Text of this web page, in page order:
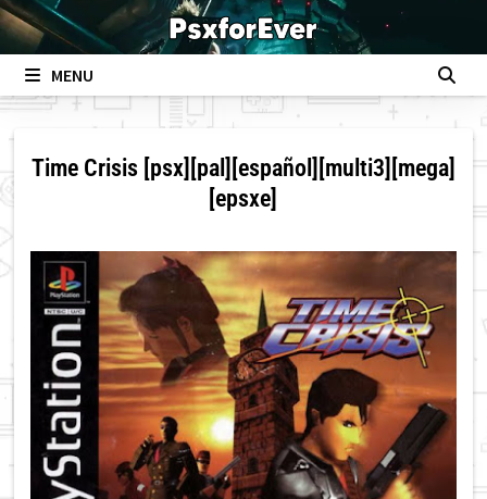
Skip
to
contentMENU
Time Crisis [psx][pal][español][multi3][mega]
[epsxe]